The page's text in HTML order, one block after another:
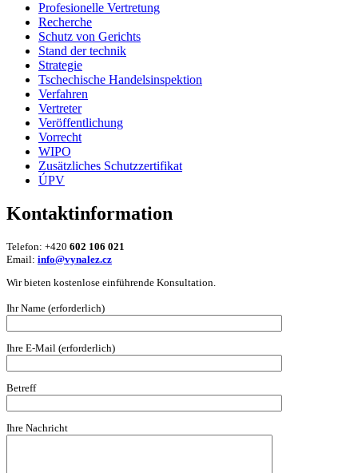
Profesionelle Vertretung
Recherche
Schutz von Gerichts
Stand der technik
Strategie
Tschechische Handelsinspektion
Verfahren
Vertreter
Veröffentlichung
Vorrecht
WIPO
Zusätzliches Schutzzertifikat
ÚPV
Kontaktinformation
Telefon: +420 602 106 021
Email: info@vynalez.cz
Wir bieten kostenlose einführende Konsultation.
Ihr Name (erforderlich)
Ihre E-Mail (erforderlich)
Betreff
Ihre Nachricht